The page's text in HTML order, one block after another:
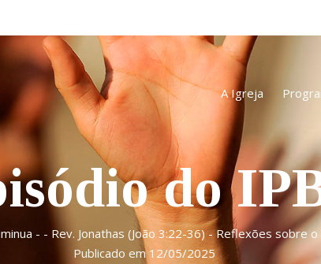
A Igreja
do
- - Rev. Jonathas (João 3:22-36) - Reflexões sobre
Publicado em 12/05/2025